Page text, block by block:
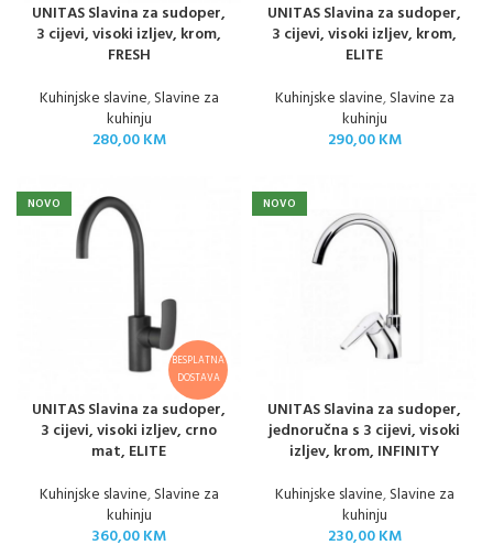
UNITAS Slavina za sudoper,
3 cijevi, visoki izljev, krom,
FRESH
Kuhinjske slavine,Slavine za
kuhinju
280,00KM
UNITAS Slavina za sudoper,
3 cijevi, visoki izljev, krom,
ELITE
Kuhinjske slavine,Slavine za
kuhinju
290,00KM
NOVO
BESPLATNA
DOSTAVA
UNITAS Slavina za sudoper,
3 cijevi, visoki izljev, crno
mat, ELITE
Kuhinjske slavine,Slavine za
kuhinju
360,00KM
NOVO
UNITAS Slavina za sudoper,
jednoručna s 3 cijevi, visoki
izljev, krom, INFINITY
Kuhinjske slavine,Slavine za
kuhinju
230,00KM